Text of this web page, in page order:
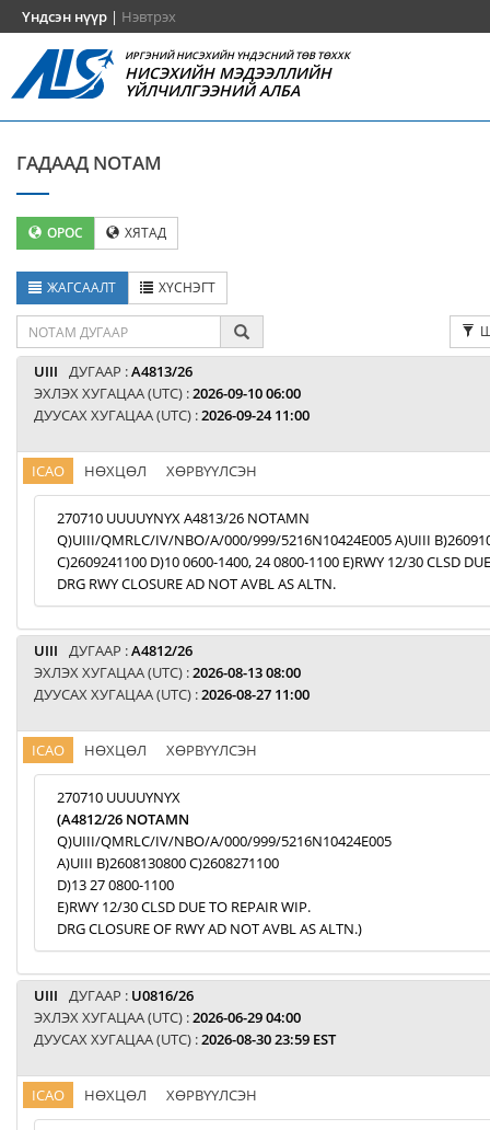
Үндсэн нүүр | Нэвтрэх
ИРГЭНИЙ НИСЭХИЙН ҮНДЭСНИЙ ТӨВ ТӨХХК
НИСЭХИЙН МЭДЭЭЛЛИЙН
ҮЙЛЧИЛГЭЭНИЙ АЛБА
ГАДААД NOTAM
ОРОС ХЯТАД
ЖАГСААЛТ ХҮСНЭГТ
UIII ДУГААР :A4813/26
ЭХЛЭХ ХУГАЦАА (UTC) :2026-09-10 06:00
ДУУСАХ ХУГАЦАА (UTC) :2026-09-24 11:00
ICAO НӨХЦӨЛ ХӨРВҮҮЛСЭН
270710 UUUUYNYX A4813/26 NOTAMN
Q)UIII/QMRLC/IV/NBO/A/000/999/5216N10424E005 A)UIII
C)2609241100 D)10 0600-1400, 24 0800-1100 E)RWY 12/30 CLSD
DRG RWY CLOSURE AD NOT AVBL AS ALTN.
UIII ДУГААР :A4812/26
ЭХЛЭХ ХУГАЦАА (UTC) :2026-08-13 08:00
ДУУСАХ ХУГАЦАА (UTC) :2026-08-27 11:00
ICAO НӨХЦӨЛ ХӨРВҮҮЛСЭН
270710 UUUUYNYX
(A4812/26 NOTAMN
Q)UIII/QMRLC/IV/NBO/A/000/999/5216N10424E005
A)UIII B)2608130800 C)2608271100
D)13 27 0800-1100
E)RWY 12/30 CLSD DUE TO REPAIR WIP.
DRG CLOSURE OF RWY AD NOT AVBL AS ALTN.)
UIII ДУГААР : U0816/26
ЭХЛЭХ ХУГАЦАА (UTC) :2026-06-29 04:00
ДУУСАХ ХУГАЦАА (UTC) :2026-08-30 23:59 EST
ICAO НӨХЦӨЛ ХӨРВҮҮЛСЭН